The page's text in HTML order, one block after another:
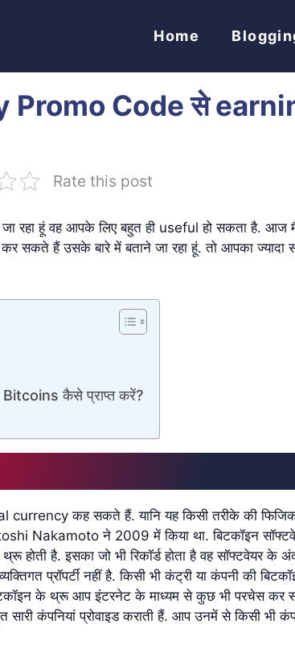
Home
Promo Code से
Rate this post
रहा हूं वह आपके लिए बहुत ही useful हो सकता है.
हैं उसके बारे में बताने जा रहा हूं. तो आपका ज्यादा
कैसे प्राप्त करें?
कह सकते हैं. यानि यह किसी तरीके की
Nakamoto ने 2009 में किया था. बिटकॉइन
होती है. इसका जो भी रिकॉर्ड होता है वह सॉफ्टवेयर के
प्रॉपर्टी नहीं है. किसी भी कंट्री या कंपनी की
के थ्रू आप इंटरनेट के माध्यम से कुछ भी परचेस कर
कंपनियां प्रोवाइड कराती हैं. आप उनमें से किसी भी